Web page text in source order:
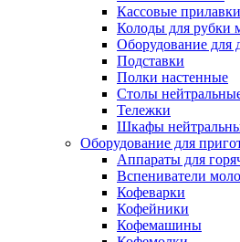
Кассовые прилавки
Колоды для рубки
Оборудование для
Подставки
Полки настенные
Столы
Тележки
Шкафы
Оборудование для
Аппараты для
Вспениватели
Кофеварки
Кофейники
Кофемашины